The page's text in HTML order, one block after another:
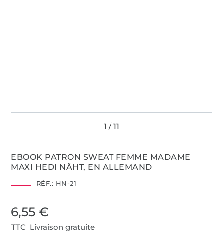
EBOOK PATRON SWEAT FEMME MADAME
MAXI HEDI NÄHT, EN ALLEMAND
RÉF.: HN-21
6,55 €
TTC Livraison gratuite